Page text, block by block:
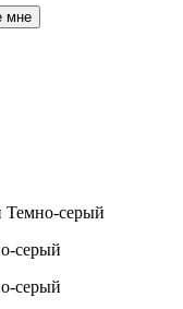
Темно-серый
серый
серый